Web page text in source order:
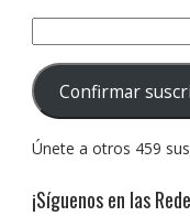
correo
electrónico:
Confirmar
Únete a otros 459
¡Síguenos en las